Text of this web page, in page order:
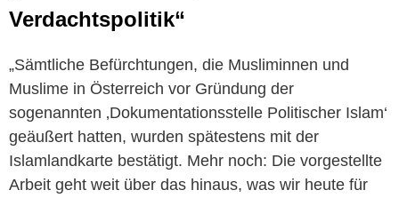
Verdachtspolitik“
„Sämtliche Befürchtungen, die Musliminnen und
Muslime in Österreich vor Gründung der
sogenannten ‚Dokumentationsstelle Politischer Islam‘
geäußert hatten, wurden spätestens mit der
Islamlandkarte bestätigt. Mehr noch: Die vorgestellte
Arbeit geht weit über das hinaus, was wir heute für